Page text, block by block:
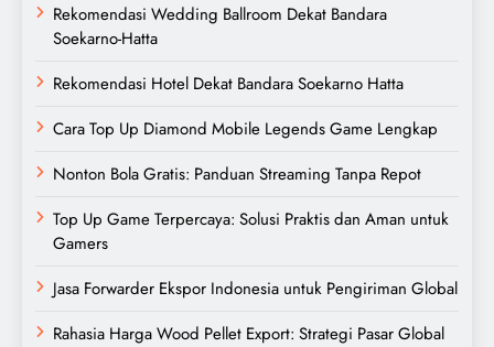
Rekomendasi Wedding Ballroom Dekat Bandara
Soekarno-Hatta
Rekomendasi Hotel Dekat Bandara Soekarno Hatta
Cara Top Up Diamond Mobile Legends Game Lengkap
Nonton Bola Gratis: Panduan Streaming Tanpa Repot
Top Up Game Terpercaya: Solusi Praktis dan Aman untuk
Gamers
Jasa Forwarder Ekspor Indonesia untuk Pengiriman Global
Rahasia Harga Wood Pellet Export: Strategi Pasar Global